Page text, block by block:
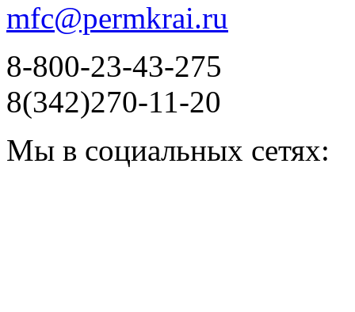
mfc@permkrai.ru
8-800-23-43-275
8(342)270-11-20
Мы в социальных сетях: